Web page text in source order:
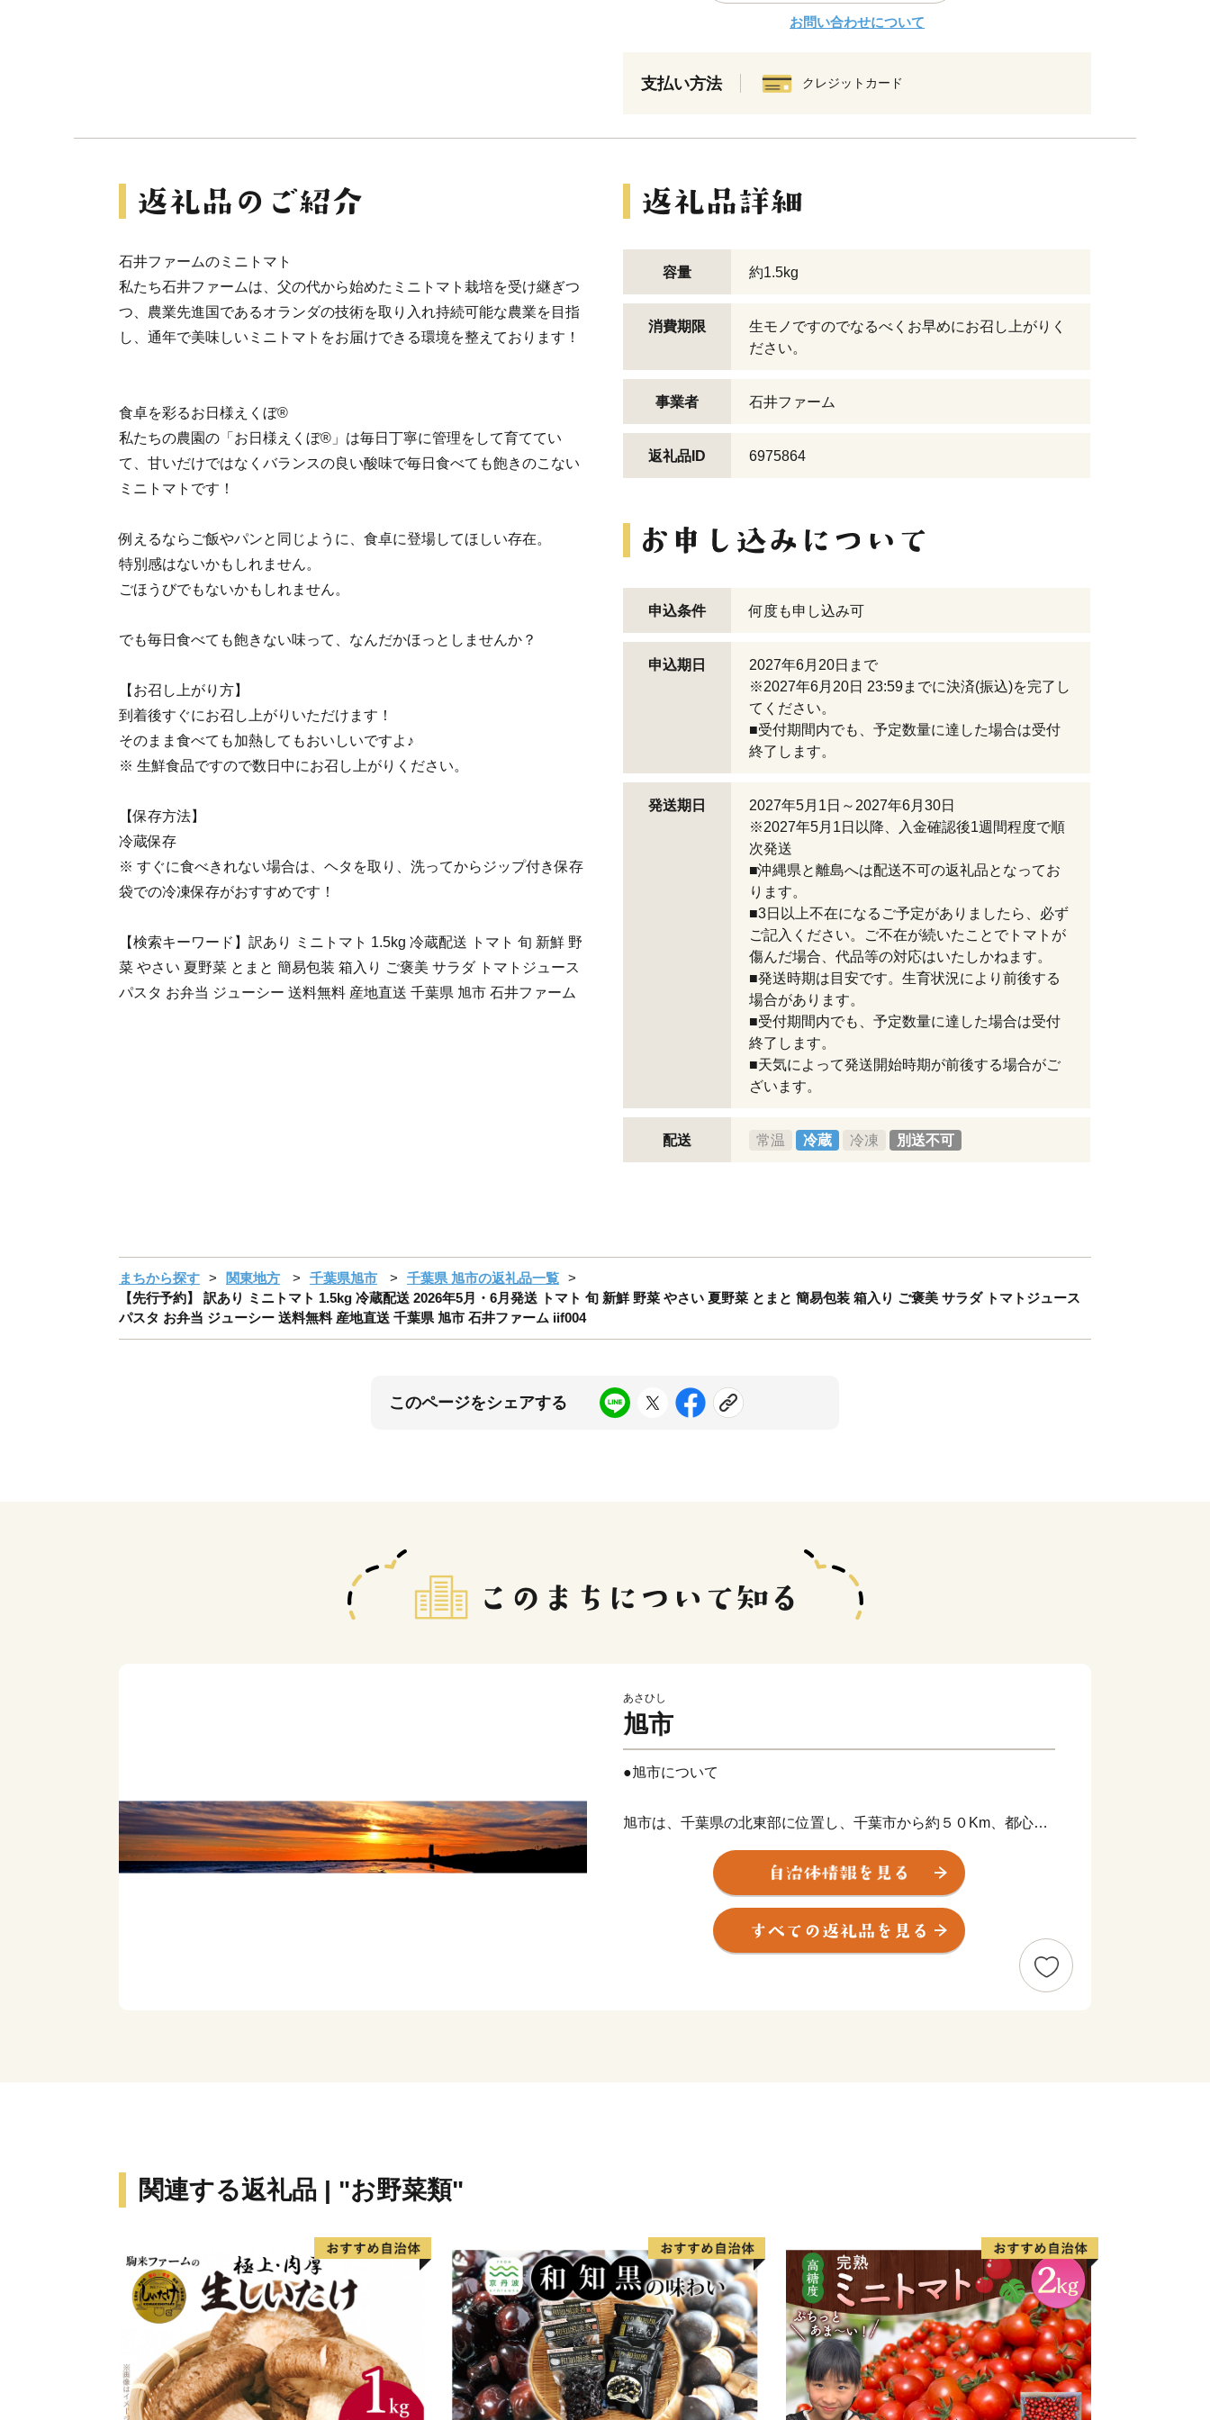
お問い合わせについて
支払い方法 クレジットカード
石井ファームのミニトマト
私たち石井ファームは、父の代から始めたミニトマト栽培を受け継ぎつ
つ、農業先進国であるオランダの技術を取り入れ持続可能な農業を目指
し、通年で美味しいミニトマトをお届けできる環境を整えております！
食卓を彩るお日様えくぼ®
私たちの農園の「お日様えくぼ®」は毎日丁寧に管理をして育ててい
て、甘いだけではなくバランスの良い酸味で毎日食べても飽きのこない
ミニトマトです！
例えるならご飯やパンと同じように、食卓に登場してほしい存在。
特別感はないかもしれません。
ごほうびでもないかもしれません。
でも毎日食べても飽きない味って、なんだかほっとしませんか？
【お召し上がり方】
到着後すぐにお召し上がりいただけます！
そのまま食べても加熱してもおいしいですよ♪
※ 生鮮食品ですので数日中にお召し上がりください。
【保存方法】
冷蔵保存
※ すぐに食べきれない場合は、ヘタを取り、洗ってからジップ付き保存
袋での冷凍保存がおすすめです！
【検索キーワード】訳あり ミニトマト 1.5kg 冷蔵配送 トマト 旬 新鮮 野
菜 やさい 夏野菜 とまと 簡易包装 箱入り ご褒美 サラダ トマトジュース
パスタ お弁当 ジューシー 送料無料 産地直送 千葉県 旭市 石井ファーム
容量 約1.5kg
消費期限
生モノですのでなるべくお早めにお召し上がりく
ださい。
事業者 石井ファーム
返礼品ID 6975864
申込条件 何度も申し込み可
申込期日
2027年6月20日まで
※2027年6月20日 23:59までに決済(振込)を完了し
てください。
■受付期間内でも、予定数量に達した場合は受付
終了します。
発送期日
2027年5月1日～2027年6月30日
※2027年5月1日以降、入金確認後1週間程度で順
次発送
■沖縄県と離島へは配送不可の返礼品となってお
ります。
■3日以上不在になるご予定がありましたら、必ず
ご記入ください。ご不在が続いたことでトマトが
傷んだ場合、代品等の対応はいたしかねます。
■発送時期は目安です。生育状況により前後する
場合があります。
■受付期間内でも、予定数量に達した場合は受付
終了します。
■天気によって発送開始時期が前後する場合がご
ざいます。
配送 常温 冷蔵 冷凍 別送不可
まちから探す 関東地方 千葉県旭市
千葉県 旭市の返礼品一覧
【先行予約】 訳あり ミニトマト 1.5kg 冷蔵配送 2026年5月・6月発送 トマト 旬 新鮮 野菜 やさい 夏野菜 とまと 簡易包装 箱入り ご褒美 サラダ トマトジュース
パスタ お弁当 ジューシー 送料無料 産地直送 千葉県 旭市 石井ファーム iif004
このページをシェアする
あさひし
旭市
●旭市について
旭市は、千葉県の北東部に位置し、千葉市から約５０Km、都心か
ら約８０Kmほどの場所にあります。
南部は美しい弓状の九十九里浜に面し、北部には干潟八万石といわ
れる広大な穀倉地帯となだらかな丘陵地帯の北総台地が広がってい
年間平均気温１５℃と温暖な気候は、農業はもちろん畜産にも適し
ており、農産物、畜産物ともに全国でも指折りの生産高を誇りま
旭市外にお住まいの個人の方で寄附をしていただいた方には、旭市
のＰＲも兼ねて特産品などお礼の品をお送りします。
【ご注意】
※特典商品の送付は、旭市外にお住まいの個人の方に限らせていた
だきます。
関連する返礼品 | "お野菜類"